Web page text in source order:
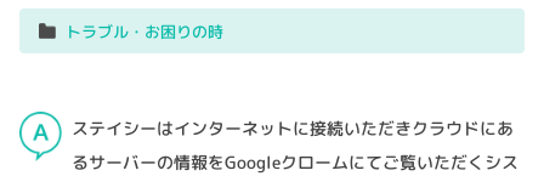
トラブル・お困りの時
ステイシーはインターネットに接続いただきクラウドにあ
るサーバーの情報をGoogleクロームにてご覧いただくシス